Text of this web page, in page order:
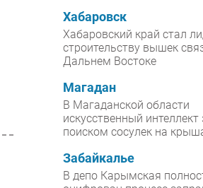
Каталог компаний
Хабаровск
Хабаровский край стал
строительству вышек
Дальнем Востоке
Магадан
В Магаданской области
искусственный интеллект
поиском сосулек на
Забайкалье
В депо Карымская